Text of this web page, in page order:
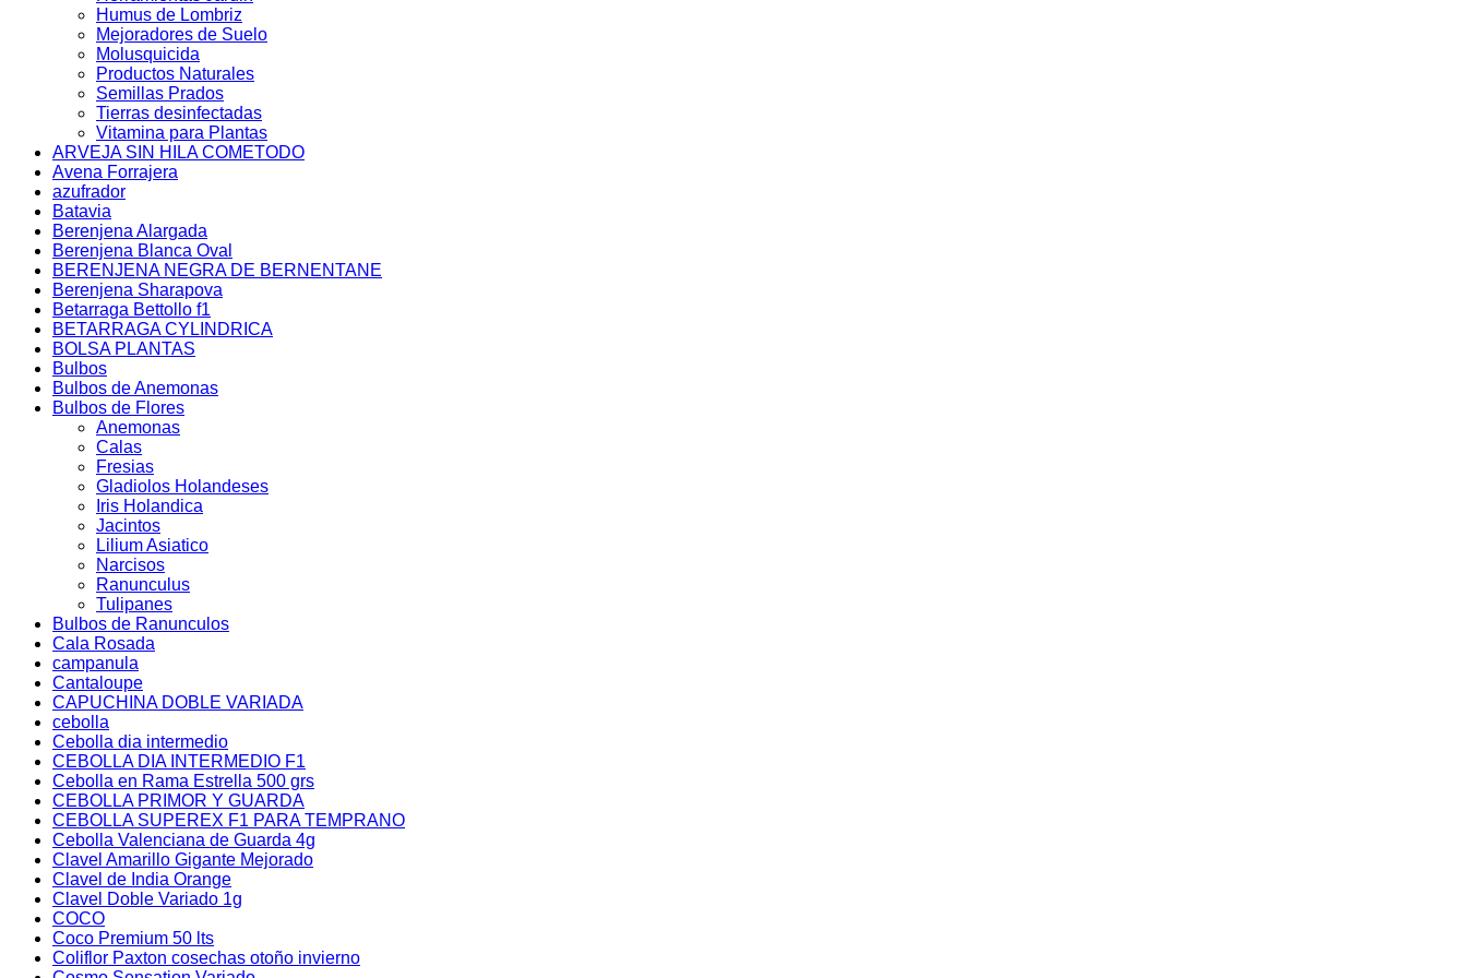
Humus de Lombriz
Mejoradores de Suelo
Molusquicida
Productos Naturales
Semillas Prados
Tierras desinfectadas
Vitamina para Plantas
ARVEJA SIN HILA COMETODO
Avena Forrajera
azufrador
Batavia
Berenjena Alargada
Berenjena Blanca Oval
BERENJENA NEGRA DE BERNENTANE
Berenjena Sharapova
Betarraga Bettollo f1
BETARRAGA CYLINDRICA
BOLSA PLANTAS
Bulbos
Bulbos de Anemonas
Bulbos de Flores
Anemonas
Calas
Fresias
Gladiolos Holandeses
Iris Holandica
Jacintos
Lilium Asiatico
Narcisos
Ranunculus
Tulipanes
Bulbos de Ranunculos
Cala Rosada
campanula
Cantaloupe
CAPUCHINA DOBLE VARIADA
cebolla
Cebolla dia intermedio
CEBOLLA DIA INTERMEDIO F1
Cebolla en Rama Estrella 500 grs
CEBOLLA PRIMOR Y GUARDA
CEBOLLA SUPEREX F1 PARA TEMPRANO
Cebolla Valenciana de Guarda 4g
Clavel Amarillo Gigante Mejorado
Clavel de India Orange
Clavel Doble Variado 1g
COCO
Coco Premium 50 lts
Coliflor Paxton cosechas otoño invierno